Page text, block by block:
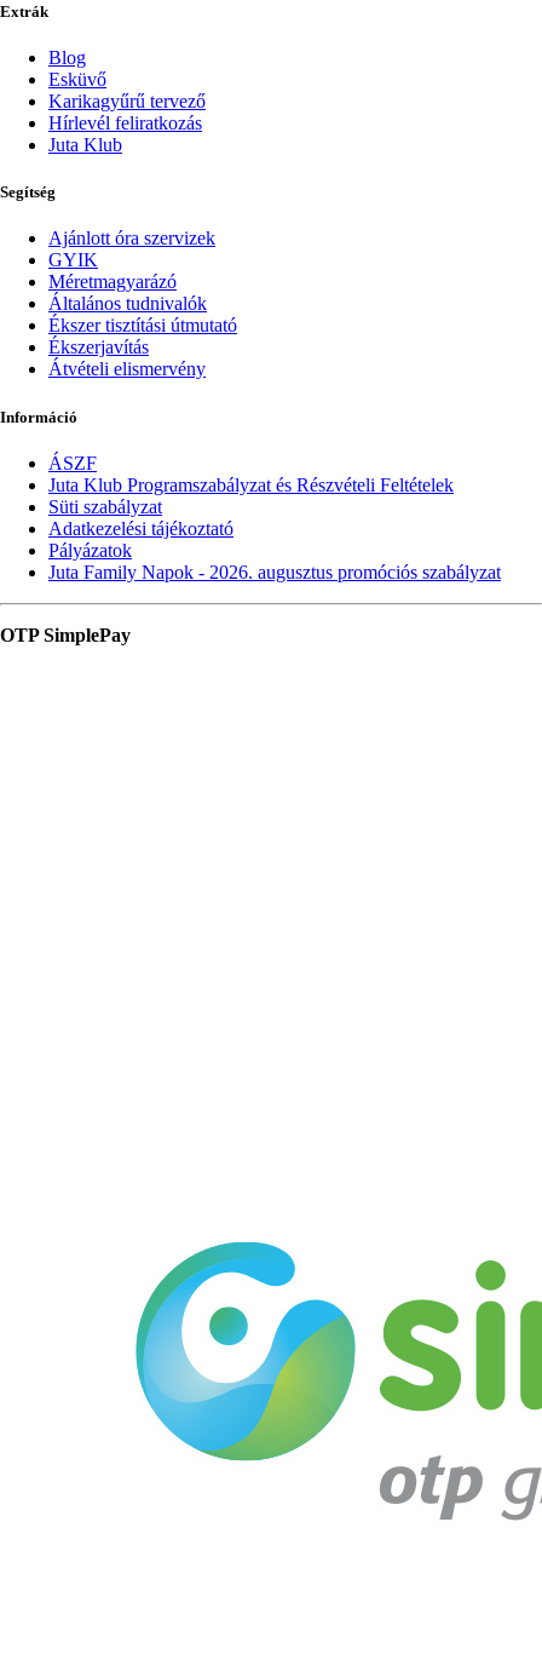
Extrák
Blog
Esküvő
Karikagyűrű tervező
Hírlevél feliratkozás
Juta Klub
Segítség
Ajánlott óra szervizek
GYIK
Méretmagyarázó
Általános tudnivalók
Ékszer tisztítási útmutató
Ékszerjavítás
Átvételi elismervény
Információ
ÁSZF
Juta Klub Programszabályzat és Részvételi Feltételek
Süti szabályzat
Adatkezelési tájékoztató
Pályázatok
Juta Family Napok - 2026. augusztus promóciós szabályzat
OTP SimplePay